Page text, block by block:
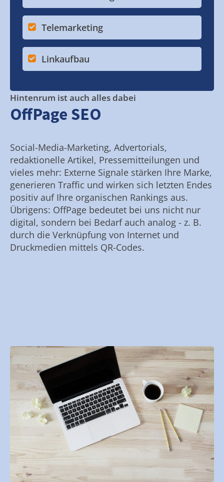
Telemarketing
Linkaufbau
Hintenrum ist auch alles dabei
OffPage SEO
Social-Media-Marketing, Advertorials,
redaktionelle Artikel, Pressemitteilungen und
vieles mehr: Externe Signale stärken Ihre Marke,
generieren Traffic und wirken sich letzten Endes
positiv auf Ihre organischen Rankings aus.
Übrigens: OffPage bedeutet bei uns nicht nur
digital, sondern bei Bedarf auch analog - z. B.
durch die Verknüpfung von Internet und
Druckmedien mittels QR-Codes.